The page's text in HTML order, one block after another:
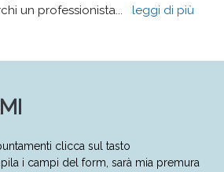
un professionista... leggi di più
clicca sul tasto
i campi del form, sarà mia premura